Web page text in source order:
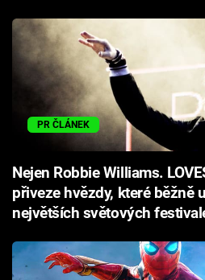
PR ČLÁNEK
Nejen Robbie Williams.
přiveze hvězdy, které běžně
největších světových